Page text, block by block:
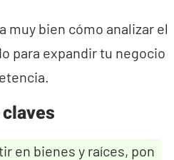
muy bien cómo analizar el
para expandir tu negocio
en bienes y raíces, pon